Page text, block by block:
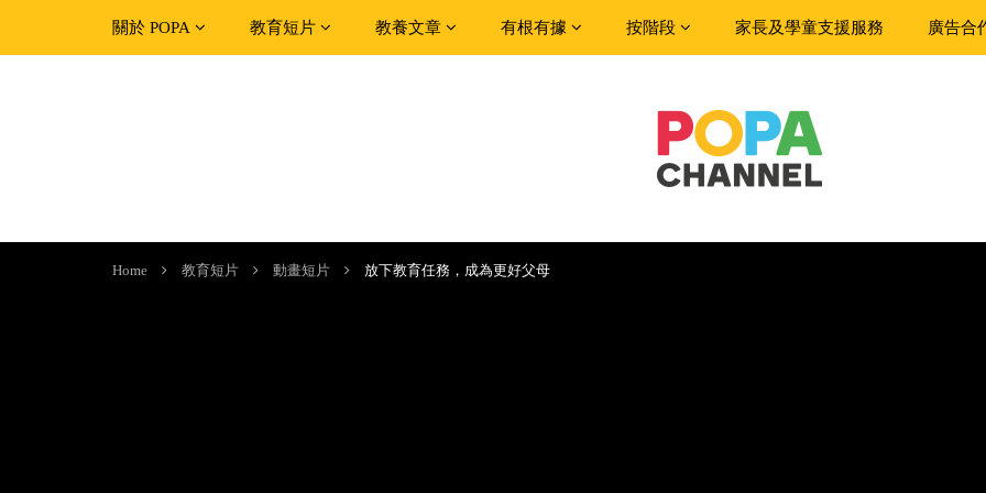
關於 POPA 教育短片 教養文章 有根有據 按階段 家長及學童支援服務 廣告合
Home 教育短片 動畫短片 放下教育任務，成為更好父母